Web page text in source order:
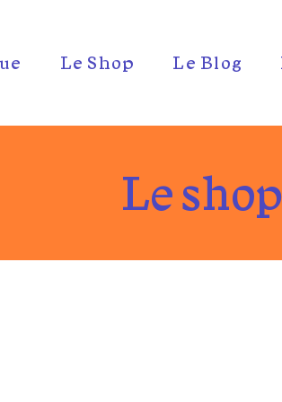
Le Shop Le Blog
Le shop